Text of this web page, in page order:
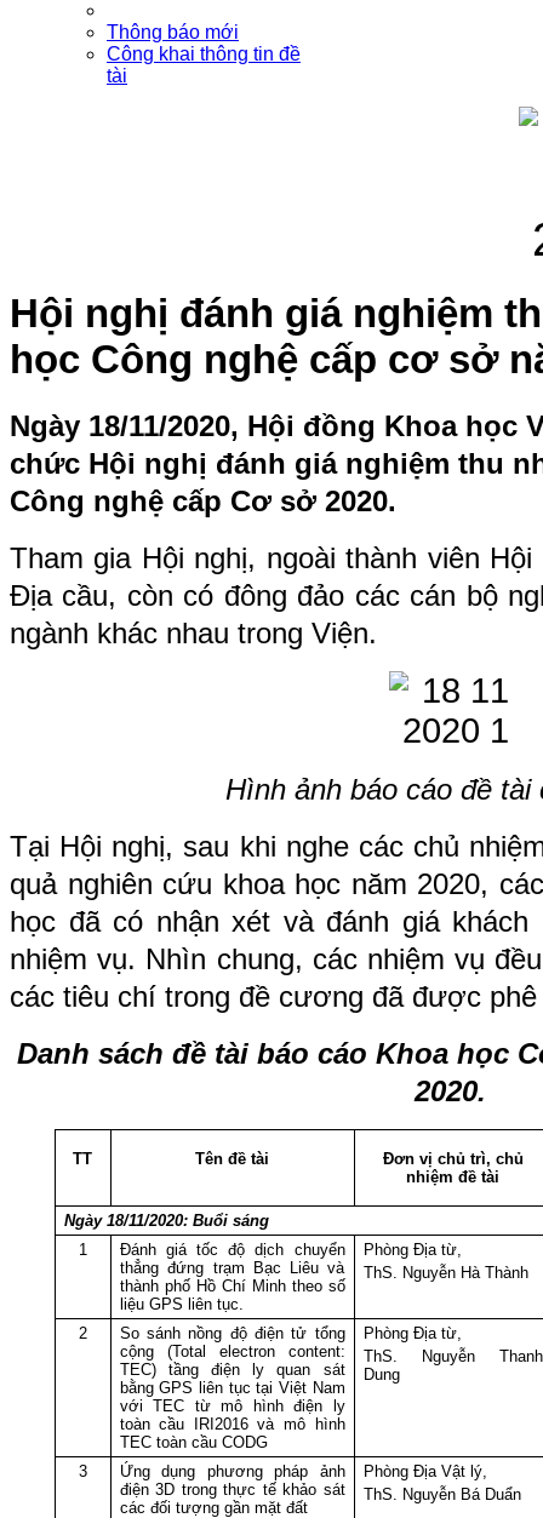
Thông báo mới
Công khai thông tin đề
tài
Hội nghị đánh giá nghiệm
học Công nghệ cấp cơ sở
Ngày 18/11/2020, Hội đồng Khoa học
chức Hội nghị đánh giá nghiệm thu
Công nghệ cấp Cơ sở 2020.
Tham gia Hội nghị, ngoài thành viên
Địa cầu, còn có đông đảo các cán bộ
ngành khác nhau trong Viện.
Hình ảnh báo cáo đề
Tại Hội nghị, sau khi nghe các chủ
quả nghiên cứu khoa học năm 2020,
học đã có nhận xét và đánh giá
nhiệm vụ. Nhìn chung, các nhiệm vụ
các tiêu chí trong đề cương đã được phê
Danh sách đề tài báo cáo Khoa học
2020.
TT Tên đề tài
Đơn vị chủ trì, chủ
nhiệm đề tài
Ngày 18/11/2020: Buổi sáng
1
Đánh giá tốc độ dịch chuyển
thẳng đứng trạm Bạc Liêu và
thành phố Hồ Chí Minh theo số
liệu GPS liên tục.
Phòng Địa từ,
ThS. Nguyễn Hà Thành
2
So sánh nồng độ điện tử tổng
cộng (Total electron content:
TEC) tầng điện ly quan sát
bằng GPS liên tục tại Việt Nam
với TEC từ mô hình điện ly
toàn cầu IRI2016 và mô hình
TEC toàn cầu CODG
Phòng Địa từ,
ThS. Nguyễn Thanh
Dung
3
Ứng dụng phương pháp ảnh
điện 3D trong thực tế khảo sát
các đối tượng gần mặt đất
Phòng Địa Vật lý,
ThS. Nguyễn Bá Duẩn